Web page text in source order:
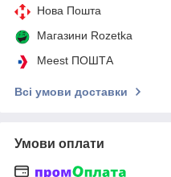
Нова Пошта
Магазини Rozetka
Meest ПОШТА
Всі умови доставки
Умови оплати